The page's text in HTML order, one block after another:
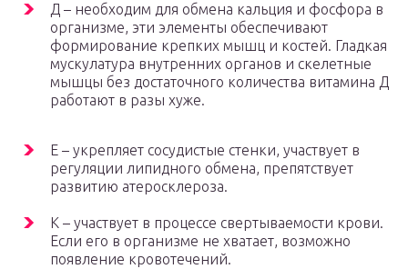
Д – необходим для обмена кальция и фосфора в
организме, эти элементы обеспечивают
формирование крепких мышц и костей. Гладкая
мускулатура внутренних органов и скелетные
мышцы без достаточного количества витамина Д
работают в разы хуже.
Е – укрепляет сосудистые стенки, участвует в
регуляции липидного обмена, препятствует
развитию атеросклероза.
К – участвует в процессе свертываемости крови.
Если его в организме не хватает, возможно
появление кровотечений.